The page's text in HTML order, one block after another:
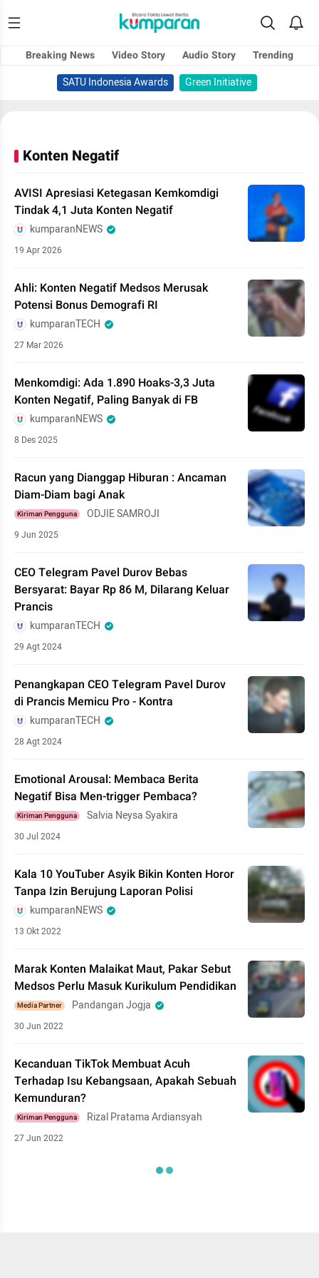
Breaking News Video Story Audio Story
Trending
SATU Indonesia Awards
Green Initiative
Konten Negatif
AVISI Apresiasi Ketegasan Kemkomdigi
Tindak 4,1 Juta Konten Negatif
kumparanNEWS
19 Apr 2026
Ahli: Konten Negatif Medsos Merusak
Potensi Bonus Demografi RI
kumparanTECH
27 Mar 2026
Menkomdigi: Ada 1.890 Hoaks-3,3 Juta
Konten Negatif, Paling Banyak di FB
kumparanNEWS
8 Des 2025
Racun yang Dianggap Hiburan : Ancaman
Diam-Diam bagi Anak
Kiriman Pengguna ODJIE SAMROJI
9 Jun 2025
CEO Telegram Pavel Durov Bebas
Bersyarat: Bayar Rp 86 M, Dilarang Keluar
Prancis
kumparanTECH
29 Agt 2024
Penangkapan CEO Telegram Pavel Durov
di Prancis Memicu Pro - Kontra
kumparanTECH
28 Agt 2024
Emotional Arousal: Membaca Berita
Negatif Bisa Men-trigger Pembaca?
Kiriman Pengguna Salvia Neysa Syakira
30 Jul 2024
Kala 10 YouTuber Asyik Bikin Konten Horor
Tanpa Izin Berujung Laporan Polisi
kumparanNEWS
13 Okt 2022
Marak Konten Malaikat Maut, Pakar Sebut
Medsos Perlu Masuk Kurikulum Pendidikan
Media Partner Pandangan Jogja
30 Jun 2022
Kecanduan TikTok Membuat Acuh
Terhadap Isu Kebangsaan, Apakah Sebuah
Kemunduran?
Kiriman Pengguna Rizal Pratama Ardiansyah
27 Jun 2022